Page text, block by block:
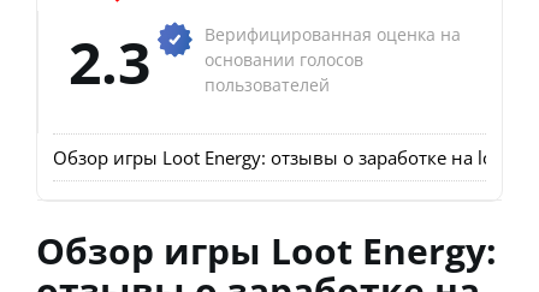
2.3
Верифицированная оценка на
основании голосов
пользователей
Обзор игры Loot Energy: отзывы о заработке на
Обзор игры Loot Energy: